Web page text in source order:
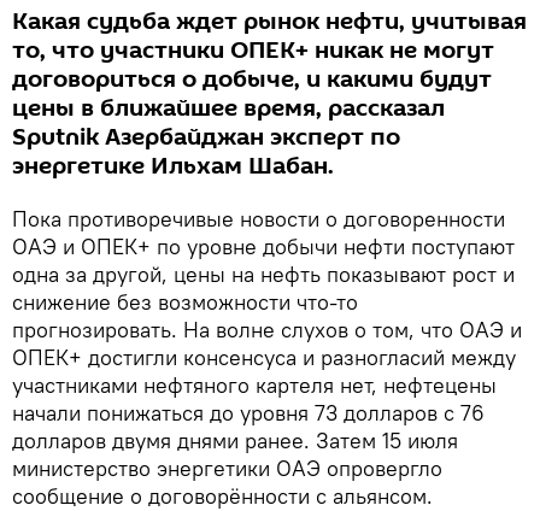
Какая судьба ждет рынок нефти, учитывая
то, что участники ОПЕК+ никак не могут
договориться о добыче, и какими будут
цены в ближайшее время, рассказал
Sputnik Азербайджан эксперт по
энергетике Ильхам Шабан.
Пока противоречивые новости о договоренности
ОАЭ и ОПЕК+ по уровне добычи нефти поступают
одна за другой, цены на нефть показывают рост и
снижение без возможности что-то
прогнозировать. На волне слухов о том, что ОАЭ и
ОПЕК+ достигли консенсуса и разногласий между
участниками нефтяного картеля нет, нефтецены
начали понижаться до уровня 73 долларов с 76
долларов двумя днями ранее. Затем 15 июля
министерство энергетики ОАЭ опровергло
сообщение о договорённости с альянсом.